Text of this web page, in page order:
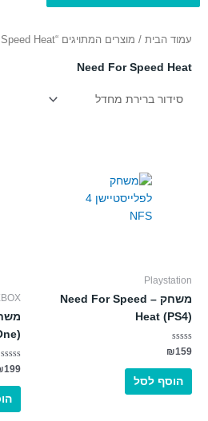
עמוד הבית / מוצרים המתויגים “Need For Speed Heat”
Need For Speed Heat
Playstation
משחק – Need For Speed
Heat (PS4)
דורג
מתוך
₪159
הוסף לסל
דורג
מתוך
199